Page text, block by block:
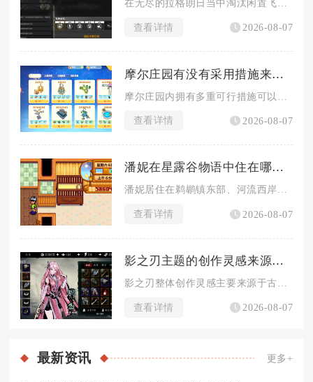
查看详情 2026-08-07
摩尔庄园有没有采用措施来预防牛被偷走
查看详情 2026-08-07
潘妮在星露谷物语中住在哪个地方
潘妮居住在鹈鹕镇东部、河流西岸的拖车之中，和母亲潘姆一同生活...
查看详情 2026-08-07
影之刃主题的创作灵感来源是什么
查看详情 2026-08-07
最新资讯 更多+